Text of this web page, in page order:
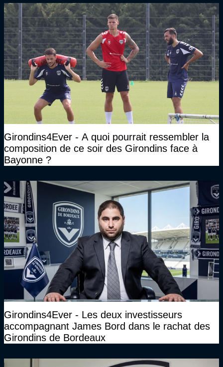
Girondins4Ever - A quoi pourrait ressembler la
composition de ce soir des Girondins face à
Bayonne ?
Girondins4Ever - Les deux investisseurs
accompagnant James Bord dans le rachat des
Girondins de Bordeaux